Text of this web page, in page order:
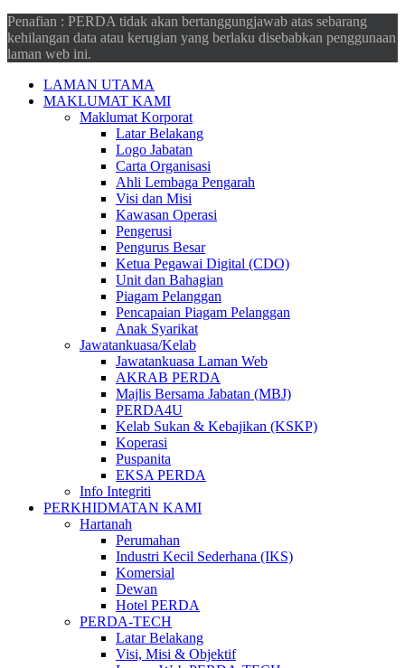
Penafian : PERDA tidak akan bertanggungjawab atas sebarang
kehilangan data atau kerugian yang berlaku disebabkan penggunaan
laman web ini.
LAMAN UTAMA
MAKLUMAT KAMI
Maklumat Korporat
Latar Belakang
Logo Jabatan
Carta Organisasi
Ahli Lembaga Pengarah
Visi dan Misi
Kawasan Operasi
Pengerusi
Pengurus Besar
Ketua Pegawai Digital (CDO)
Unit dan Bahagian
Piagam Pelanggan
Pencapaian Piagam Pelanggan
Anak Syarikat
Jawatankuasa/Kelab
Jawatankuasa Laman Web
AKRAB PERDA
Majlis Bersama Jabatan (MBJ)
PERDA4U
Kelab Sukan & Kebajikan (KSKP)
Koperasi
Puspanita
EKSA PERDA
Info Integriti
PERKHIDMATAN KAMI
Hartanah
Perumahan
Industri Kecil Sederhana (IKS)
Komersial
Dewan
Hotel PERDA
PERDA-TECH
Latar Belakang
Visi, Misi & Objektif